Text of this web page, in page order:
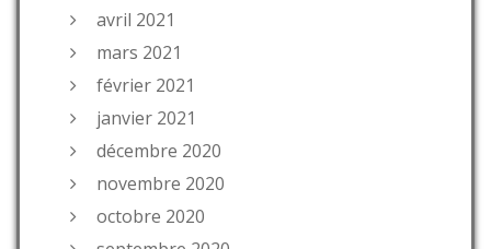
avril 2021
mars 2021
février 2021
janvier 2021
décembre 2020
novembre 2020
octobre 2020